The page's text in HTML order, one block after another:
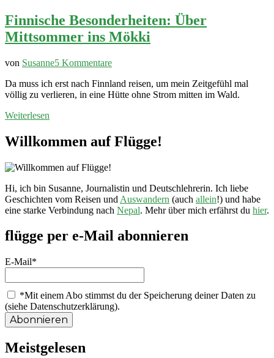
Finnische Besonderheiten: Über
Mittsommer ins Mökki
von Susanne5 Kommentarezu
Besonderheiten:
Über
Da muss ich erst nach Finnland reisen, um mein Zeitgefühl mal
völlig zu verlieren, in eine Hütte ohne Strom mitten im Wald.
Weiterlesen
Willkommen auf Flügge!
Hi, ich bin Susanne, Journalistin und Deutschlehrerin. Ich liebe
Geschichten vom Reisen und Auswandern (auch allein!) und habe
eine starke Verbindung nach Nepal. Mehr über mich erfährst du hier.
flügge per e-Mail abonnieren
E-Mail*
*Mit einem Abo stimmst du der Speicherung deiner Daten zu
(siehe Datenschutzerklärung).
Meistgelesen